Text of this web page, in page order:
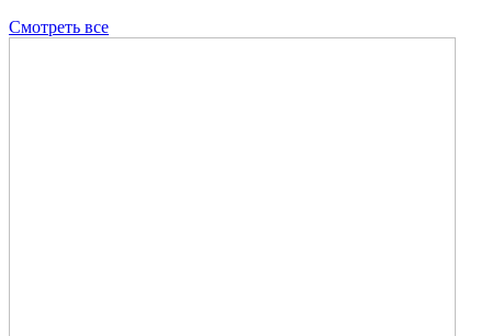
Смотреть все